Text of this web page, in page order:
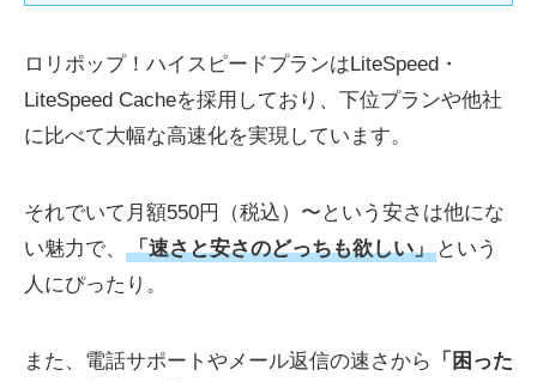
ロリポップ！ハイスピードプランはLiteSpeed・
LiteSpeed Cacheを採用しており、下位プランや他社
に比べて大幅な高速化を実現しています。
それでいて月額550円（税込）〜という安さは他にな
い魅力で、
「速さと安さのどっちも欲しい」 という
人にぴったり。
また、電話サポートやメール返信の速さから
「困った